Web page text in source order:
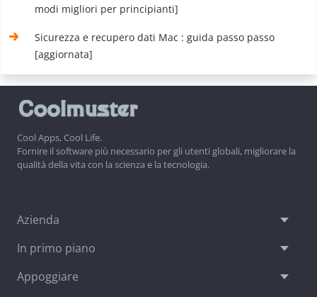
modi migliori per principianti]
Sicurezza e recupero dati Mac : guida passo passo
[aggiornata]
Cool Apps, Cool Life.
Fornire il software più necessario per gli utenti globali, migliorare la
qualità della vita con la scienza e la tecnologia.
Azienda
In primo piano
Appoggiare